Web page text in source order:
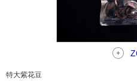
特大紫花豆